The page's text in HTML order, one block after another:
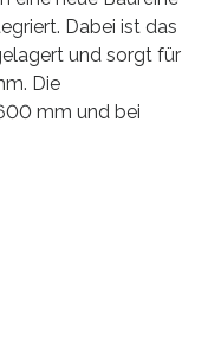
Dabei ist das
und sorgt für
Die
mm und bei